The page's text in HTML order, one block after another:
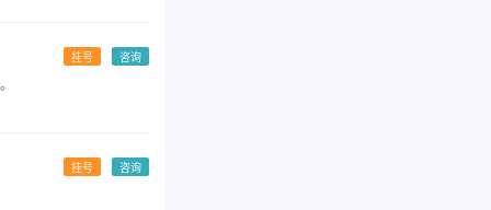
咨询
挂号
咨询
挂号